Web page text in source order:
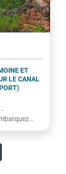
ET
LE CANAL